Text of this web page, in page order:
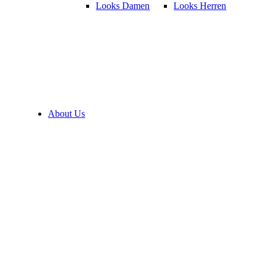
Looks Damen Looks Herren
About Us